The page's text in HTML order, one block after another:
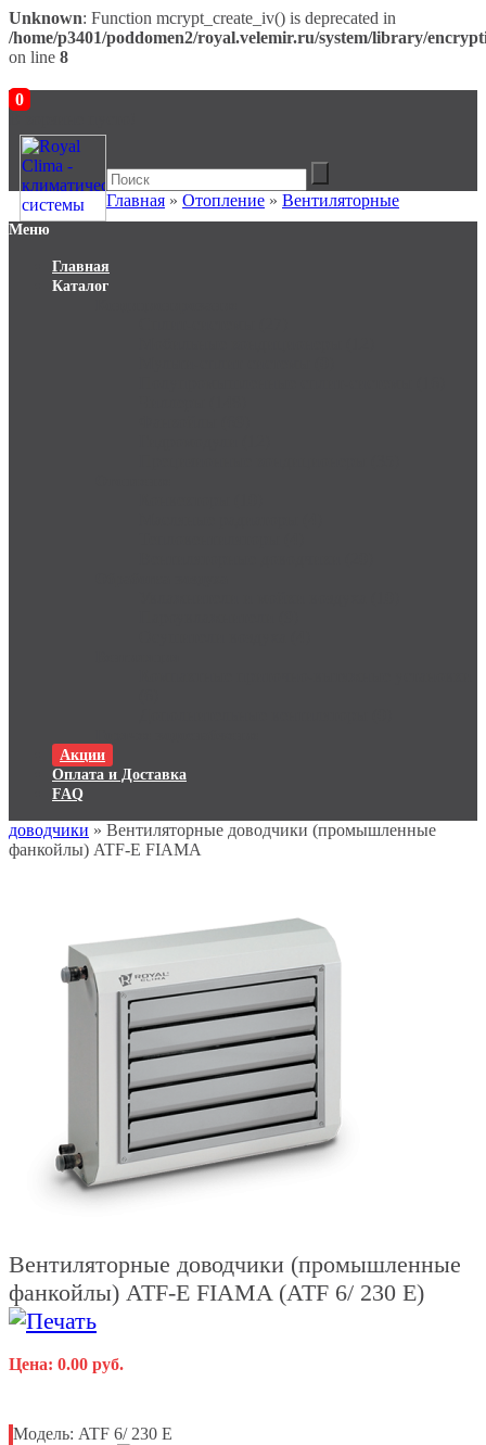
Unknown: Function mcrypt_create_iv() is deprecated in
/home/p3401/poddomen2/royal.velemir.ru/system/library/
on line 8
0
Меню
Главная
Каталог
Акции
Оплата и Доставка
FAQ
Главная » Отопление » Вентиляторные
доводчики » Вентиляторные доводчики (промышленные
фанкойлы) ATF-E FIAMA
Вентиляторные доводчики (промышленные
фанкойлы) ATF-E FIAMA (ATF 6/ 230 E)
Цена: 0.00 руб.
Модель: ATF 6/ 230 E